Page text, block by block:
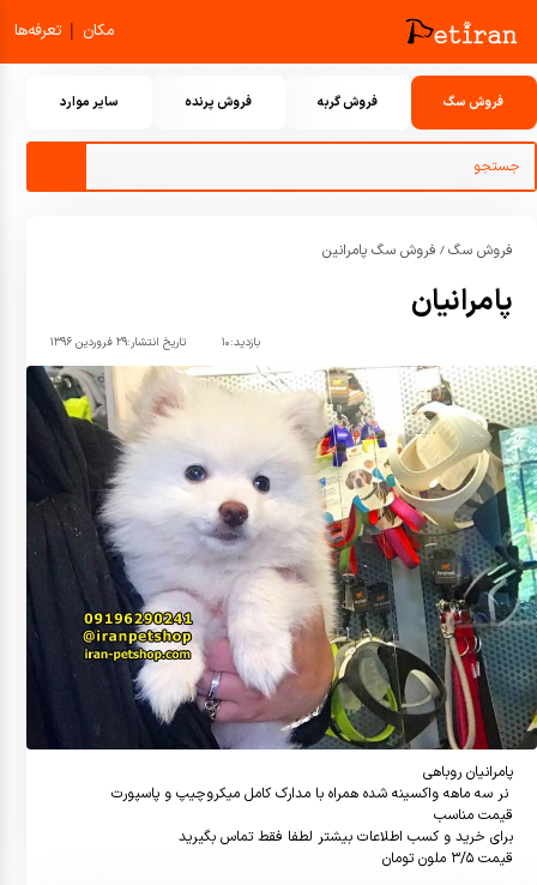
مکان | تعرفه‌ها
فروش سگ فروش گربه فروش پرنده سایر موارد
فروش سگ / فروش سگ پامرانین
پامرانیان
تاریخ انتشار:۲۹ فروردین ۱۳۹۶ بازدید:۱۰
قیمت ٣/٥ ملون تومان